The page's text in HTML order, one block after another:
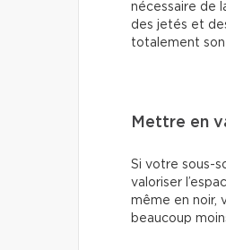
nécessaire de
des jetés et
totalement son
Mettre en
Si votre sous-
valoriser
même en noir,
beaucoup